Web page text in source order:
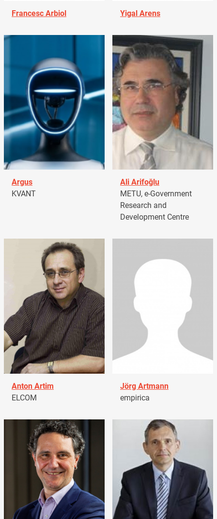
Francesc Arbiol Yigal Arens
Argus
KVANT
Ali Arifoğlu
METU, e-Government
Research and
Development Centre
Anton Artim
ELCOM
Jörg Artmann
empirica